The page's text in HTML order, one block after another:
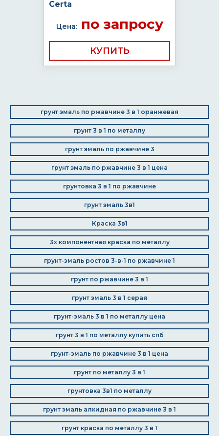
Certa
Цена:по запросу
КУПИТЬ
грунт эмаль по ржавчине 3 в 1 оранжевая
грунт 3 в 1 по металлу
грунт эмаль по ржавчине 3
грунт эмаль по ржавчине 3 в 1 цена
грунтовка 3 в 1 по ржавчине
грунт эмаль 3в1
Краска 3в1
3х компонентная краска по металлу
грунт-эмаль ростов 3-в-1 по ржавчине 1
грунт по ржавчине 3 в 1
грунт эмаль 3 в 1 серая
грунт-эмаль 3 в 1 по металлу цена
грунт 3 в 1 по металлу купить спб
грунт-эмаль по ржавчине 3 в 1 цена
грунт по металлу 3 в 1
грунтовка 3в1 по металлу
грунт эмаль алкидная по ржавчине 3 в 1
грунт краска по металлу 3 в 1